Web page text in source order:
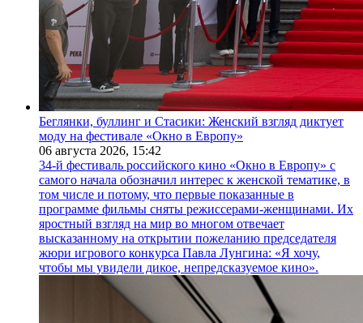
Беглянки, буллинг и Стасики: Женский взгляд диктует
моду на фестивале «Окно в Европу»
06 августа 2026, 15:42
34-й фестиваль российского кино «Окно в Европу» с
самого начала обозначил интерес к женской тематике, в
том числе и потому, что первые показанные в
программе фильмы сняты режиссерами-женщинами. Их
яростный взгляд на мир во многом отвечает
высказанному на открытии пожеланию председателя
жюри игрового конкурса Павла Лунгина: «Я хочу,
чтобы мы увидели дикое, непредсказуемое кино».